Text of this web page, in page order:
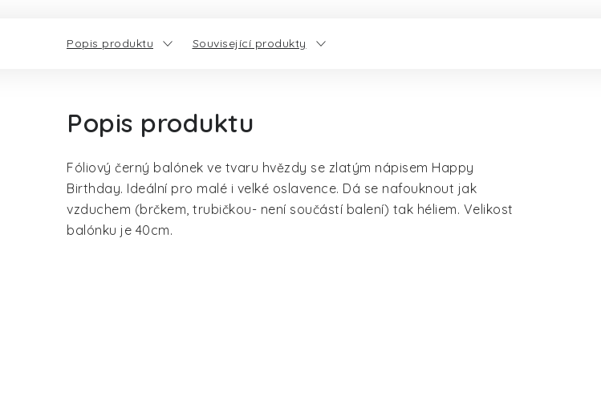
Popis produktu Související produkty
Popis produktu
Fóliový černý balónek ve tvaru hvězdy se zlatým nápisem Happy
Birthday. Ideální pro malé i velké oslavence. Dá se nafouknout jak
vzduchem (brčkem, trubičkou- není součástí balení) tak héliem. Velikost
balónku je 40cm.